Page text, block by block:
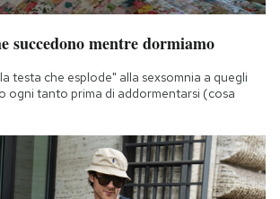
succedono mentre dormiamo
testa che esplode" alla sexsomnia a quegli
ogni tanto prima di addormentarsi (cosa